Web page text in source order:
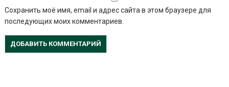
Сохранить моё имя, email и адрес сайта в этом браузере для
последующих моих комментариев.